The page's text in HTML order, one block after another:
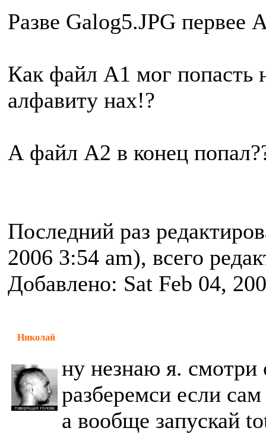
Разве Galog5.JPG первее
Как файл A1 мог попасть
алфавиту нах!?
А файл A2 в конец
Последний раз
2006 3:54 am), всего
Добавлено: Sat Feb 04,
Николай
ну незнаю я. смотри
разберемси если
а вообще запускай